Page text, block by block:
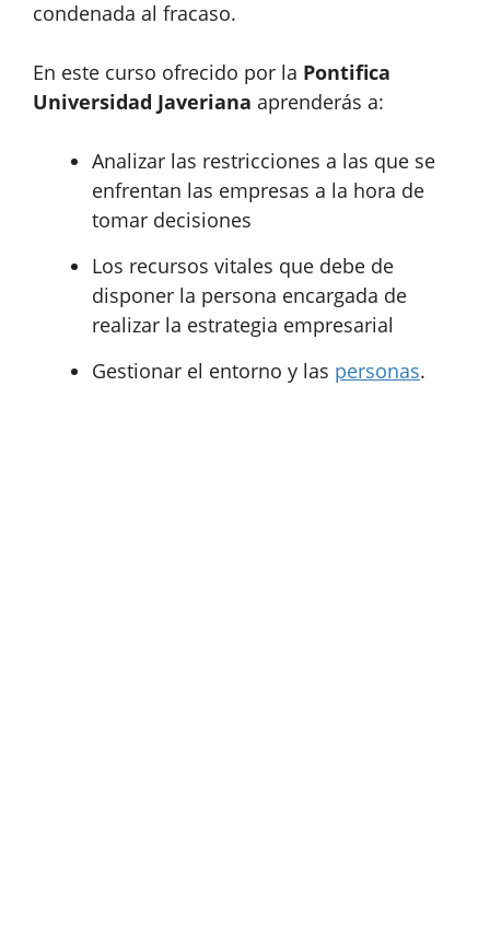
condenada al fracaso.
En este curso ofrecido por la Pontifica
Universidad Javeriana aprenderás a:
Analizar las restricciones a las que se
enfrentan las empresas a la hora de
tomar decisiones
Los recursos vitales que debe de
disponer la persona encargada de
realizar la estrategia empresarial
Gestionar el entorno y las personas.